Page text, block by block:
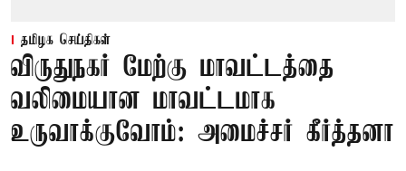
தமிழக செய்திகள்
விருதுநகர் மேற்கு மாவட்டத்தை
வலிமையான மாவட்டமாக
உருவாக்குவோம்: அமைச்சர் கீர்த்தனா